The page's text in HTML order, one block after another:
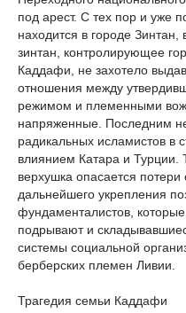
под арест. С тех пор и уже
находится в городе
зинтан, контролирующее
Каддафи, не захотело
отношения между
режимом и племенными
напряженные. Последним
радикальных исламистов в
влиянием Катара и
верхушка опасается потери
дальнейшего укрепления
фундаменталистов,
подрывают и
системы социальной
берберских племен Ливии.
Трагедия семьи Каддафи